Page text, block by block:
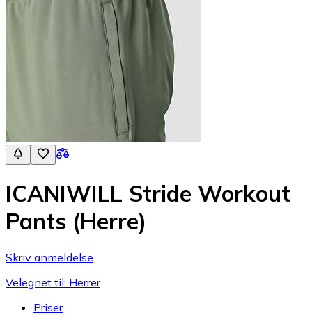
ICANIWILL Stride Workout
Pants (Herre)
Skriv anmeldelse
Velegnet til: Herrer
Priser